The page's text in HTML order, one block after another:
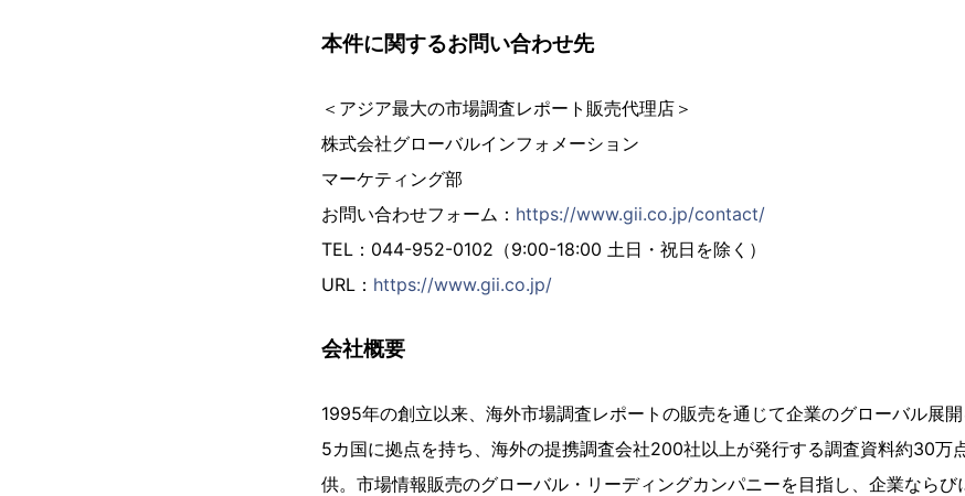
本件に関するお問い合わせ先
＜アジア最大の市場調査レポート販売代理店＞
株式会社グローバルインフォメーション
マーケティング部
お問い合わせフォーム： https://www.gii.co.jp/contact/
TEL：044-952-0102（9:00-18:00 土日・祝日を除く）
URL： https://www.gii.co.jp/
会社概要
1995年の創立以来、海外市場調査レポートの販売を通じて企業のグローバル展
5カ国に拠点を持ち、海外の提携調査会社200社以上が発行する調査資料約30万
供。市場情報販売のグローバル・リーディングカンパニーを目指し、企業なら